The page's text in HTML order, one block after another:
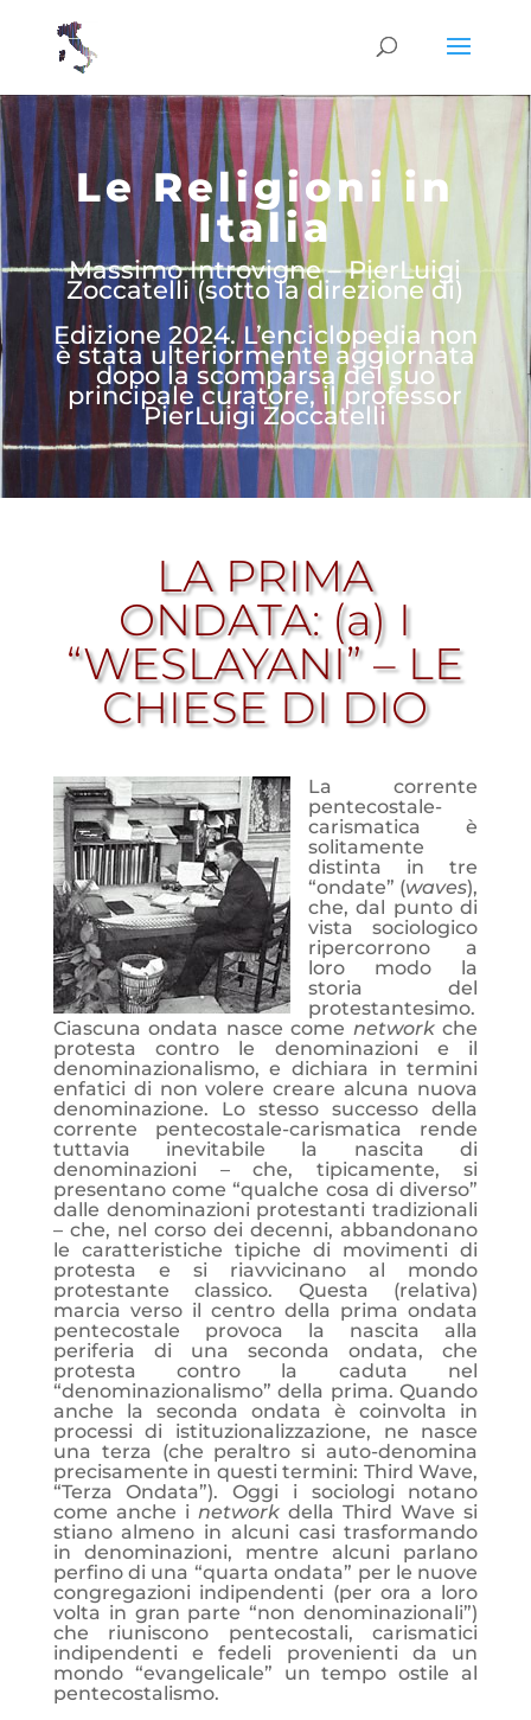
Le Religioni in
Italia
Massimo Introvigne – PierLuigi
Zoccatelli (sotto la direzione di)
Edizione 2024. L’enciclopedia non
è stata ulteriormente aggiornata
dopo la scomparsa del suo
principale curatore, il professor
PierLuigi Zoccatelli
LA PRIMA
ONDATA: (a) I
“WESLAYANI” – LE
CHIESE DI DIO
La corrente
pentecostale-
carismatica è
solitamente
distinta in tre
“ondate” (waves),
che, dal punto di
vista sociologico
ripercorrono a
loro modo la
storia del
protestantesimo.
Ciascuna ondata nasce come networkche
protesta contro le denominazioni e il
denominazionalismo, e dichiara in termini
enfatici di non volere creare alcuna nuova
denominazione. Lo stesso successo della
corrente pentecostale-carismatica rende
tuttavia inevitabile la nascita di
denominazioni – che, tipicamente, si
presentano come “qualche cosa di diverso”
dalle denominazioni protestanti tradizionali
– che, nel corso dei decenni, abbandonano
le caratteristiche tipiche di movimenti di
protesta e si riavvicinano al mondo
protestante classico. Questa (relativa)
marcia verso il centro della prima ondata
pentecostale provoca la nascita alla
periferia di una seconda ondata, che
protesta contro la caduta nel
“denominazionalismo” della prima. Quando
anche la seconda ondata è coinvolta in
processi di istituzionalizzazione, ne nasce
una terza (che peraltro si auto-denomina
precisamente in questi termini: Third Wave,
“Terza Ondata”). Oggi i sociologi notano
come anche i networkdella Third Wave si
stiano almeno in alcuni casi trasformando
in denominazioni, mentre alcuni parlano
perfino di una “quarta ondata” per le nuove
congregazioni indipendenti (per ora a loro
volta in gran parte “non denominazionali”)
che riuniscono pentecostali, carismatici
indipendenti e fedeli provenienti da un
mondo “evangelicale” un tempo ostile al
pentecostalismo.